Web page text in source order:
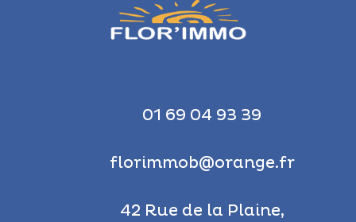
01 69 04 93 39
florimmob@orange.fr
42 Rue de la Plaine,